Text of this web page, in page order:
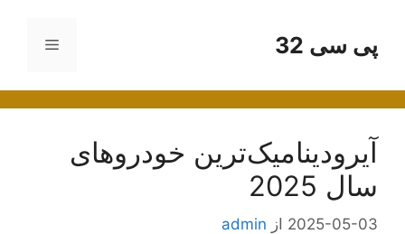
محتواپی سی 32 فهرست
آیرودینامیک‌ترین خودروهای
سال 2025
2025-05-03 از admin